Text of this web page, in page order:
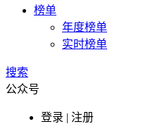
榜单
年度榜单
实时榜单
搜索
公众号
登录 | 注册